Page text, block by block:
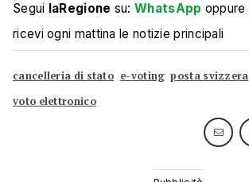
Segui laRegione su:WhatsApp oppure
ricevi ogni mattina le notizie principali
cancelleria di stato e-voting posta svizzera
voto elettronico